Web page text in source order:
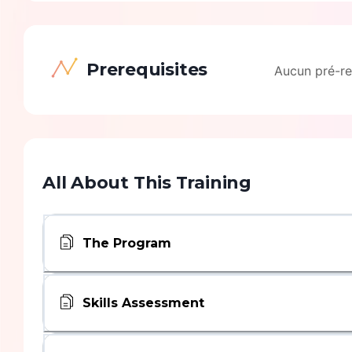
Prerequisites Aucun pré-
All About This Training
The Program
Skills Assessment